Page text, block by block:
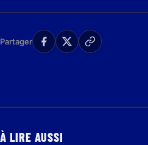
Partager
À LIRE AUSSI